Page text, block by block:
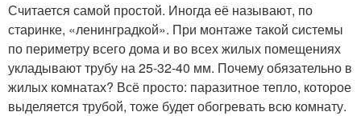
Считается самой простой. Иногда её называют, по
старинке, «ленинградкой». При монтаже такой системы
по периметру всего дома и во всех жилых помещениях
укладывают трубу на 25-32-40 мм. Почему обязательно в
жилых комнатах? Всё просто: паразитное тепло, которое
выделяется трубой, тоже будет обогревать всю комнату.